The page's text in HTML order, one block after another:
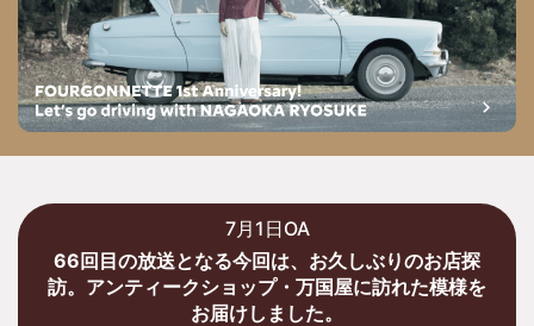
7月1日OA
66回目の放送となる今回は、お久しぶりのお店探
訪。アンティークショップ・万国屋に訪れた模様を
お届けしました。